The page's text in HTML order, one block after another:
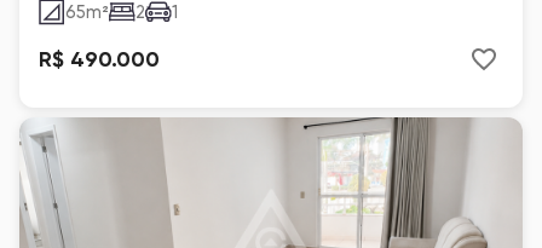
65m² 2 1
R$ 490.000